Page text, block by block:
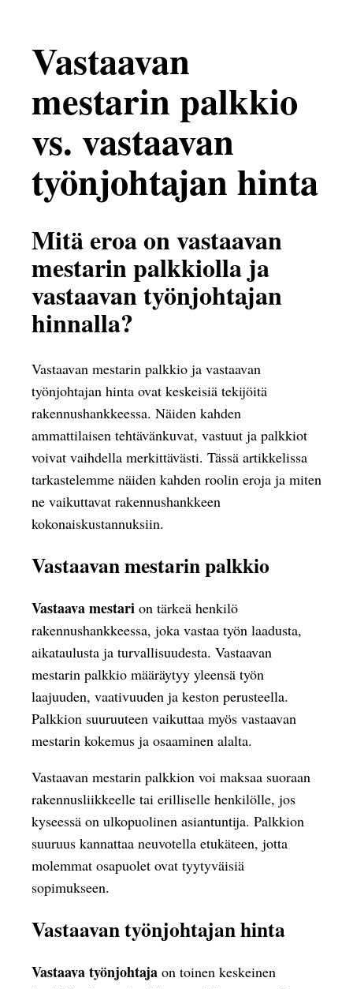
Vastaavan
mestarin palkkio
vs. vastaavan
työnjohtajan hinta
Mitä eroa on vastaavan
mestarin palkkiolla ja
vastaavan työnjohtajan
hinnalla?
Vastaavan mestarin palkkio ja vastaavan
työnjohtajan hinta ovat keskeisiä tekijöitä
rakennushankkeessa. Näiden kahden
ammattilaisen tehtävänkuvat, vastuut ja palkkiot
voivat vaihdella merkittävästi. Tässä artikkelissa
tarkastelemme näiden kahden roolin eroja ja miten
ne vaikuttavat rakennushankkeen
kokonaiskustannuksiin.
Vastaavan mestarin palkkio
Vastaava mestari on tärkeä henkilö
rakennushankkeessa, joka vastaa työn laadusta,
aikataulusta ja turvallisuudesta. Vastaavan
mestarin palkkio määräytyy yleensä työn
laajuuden, vaativuuden ja keston perusteella.
Palkkion suuruuteen vaikuttaa myös vastaavan
mestarin kokemus ja osaaminen alalta.
Vastaavan mestarin palkkion voi maksaa suoraan
rakennusliikkeelle tai erilliselle henkilölle, jos
kyseessä on ulkopuolinen asiantuntija. Palkkion
suuruus kannattaa neuvotella etukäteen, jotta
molemmat osapuolet ovat tyytyväisiä
sopimukseen.
Vastaavan työnjohtajan hinta
Vastaava työnjohtaja on toinen keskeinen